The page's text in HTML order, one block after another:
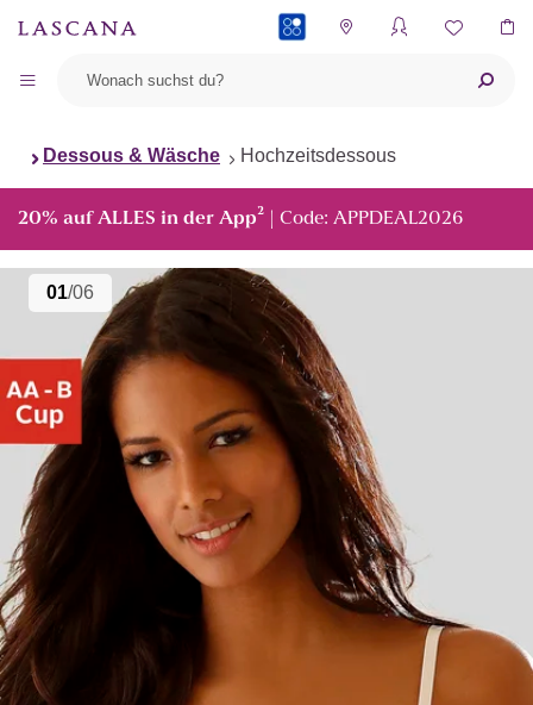
Dessous & Wäsche Hochzeitsdessous
20% auf ALLES in der App² | Code: APPDEAL2026
01/06